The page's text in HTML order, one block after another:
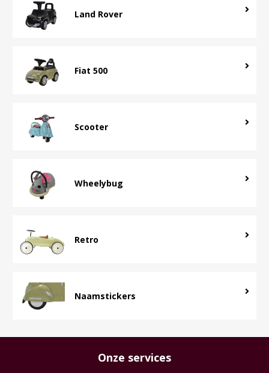
Land Rover
Fiat 500
Scooter
Wheelybug
Retro
Naamstickers
Onze services